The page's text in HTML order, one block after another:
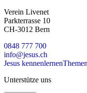
Verein Livenet
Parkterrasse 10
CH-3012 Bern
0848 777 700
info@jesus.ch
Jesus kennenlernen
Unterstütze uns